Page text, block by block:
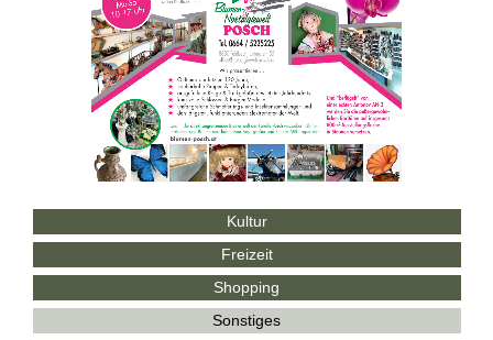
Kultur
Freizeit
Shopping
Sonstiges